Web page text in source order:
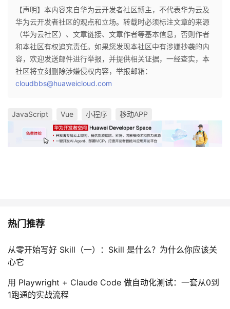
【声明】本内容来自华为云开发者社区博主，不代表华为云及
华为云开发者社区的观点和立场。转载时必须标注文章的来源
（华为云社区）、文章链接、文章作者等基本信息，否则作者
和本社区有权追究责任。如果您发现本社区中有涉嫌抄袭的内
容，欢迎发送邮件进行举报，并提供相关证据，一经查实，本
社区将立刻删除涉嫌侵权内容，举报邮箱：
cloudbbs@huaweicloud.com
JavaScript Vue 小程序 移动APP
热门推荐
从零开始写好 Skill（一）：Skill 是什么？为什么你应该关
心它
用 Playwright + Claude Code 做自动化测试：一套从0到
1跑通的实战流程